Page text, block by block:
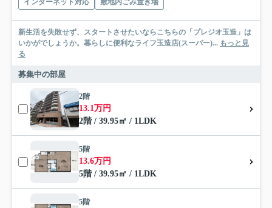
新生活を失敗せず、スタートさせたいならこちらの「プレジオ玉造」は
いかがでしょうか。暮らしに便利なライフ玉造店(スーパー)... もっと見
る
募集中の部屋
2階
13.1万円
2階 / 39.95㎡ / 1LDK
5階
13.6万円
5階 / 39.95㎡ / 1LDK
5階